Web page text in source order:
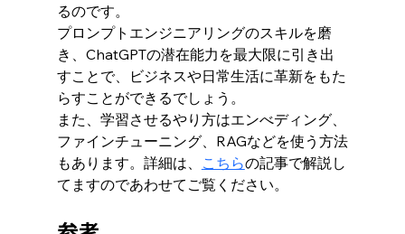
るのです。
プロンプトエンジニアリングのスキルを磨
き、ChatGPTの潜在能力を最大限に引き出
すことで、ビジネスや日常生活に革新をもた
らすことができるでしょう。
また、学習させるやり方はエンべディング、
ファインチューニング、RAGなどを使う方法
もあります。詳細は、
こちらの記事で解説し
てますのであわせてご覧ください。